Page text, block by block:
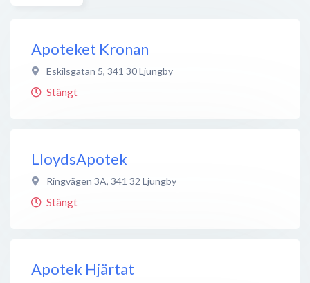
Apoteket Kronan
Eskilsgatan 5, 341 30Ljungby
Stängt
LloydsApotek
Ringvägen 3A, 341 32 Ljungby
Stängt
Apotek Hjärtat